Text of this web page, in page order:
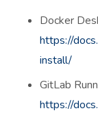
Docker
https://
install/
GitLab
https://